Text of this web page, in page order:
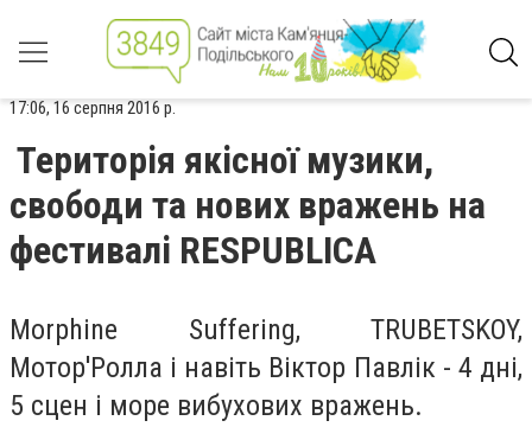
17:06, 16 серпня 2016 р.
Територія якісної музики,
свободи та нових вражень на
фестивалі RESPUBLICА
Morphine Suffering, TRUBETSKOY,
Мотор'Ролла і навіть Віктор Павлік - 4 дні,
5 сцен і море вибухових вражень.